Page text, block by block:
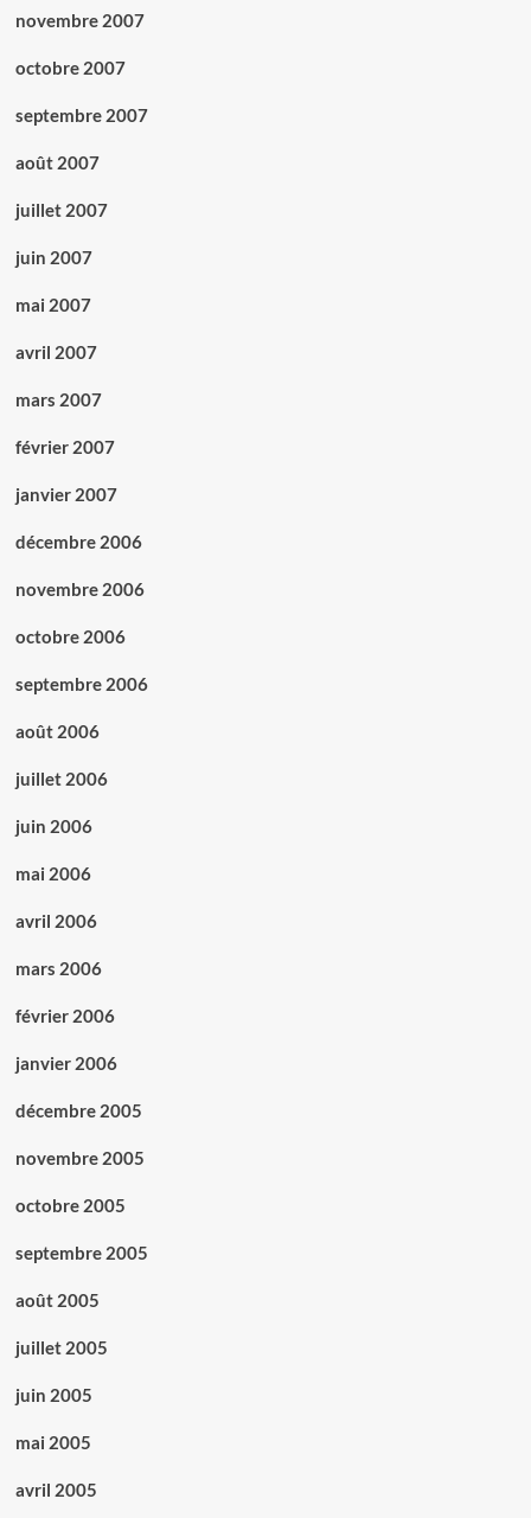
novembre 2007
octobre 2007
septembre 2007
août 2007
juillet 2007
juin 2007
mai 2007
avril 2007
mars 2007
février 2007
janvier 2007
décembre 2006
novembre 2006
octobre 2006
septembre 2006
août 2006
juillet 2006
juin 2006
mai 2006
avril 2006
mars 2006
février 2006
janvier 2006
décembre 2005
novembre 2005
octobre 2005
septembre 2005
août 2005
juillet 2005
juin 2005
mai 2005
avril 2005